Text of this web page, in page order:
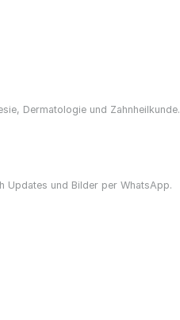
Dermatologie und Zahnheilkunde.
Updates und Bilder per WhatsApp.